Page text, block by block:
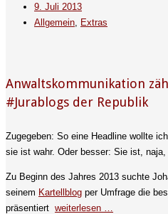
9. Juli 2013
Allgemein Extras
Anwaltskommunikation
#Jurablogs der Republik
Zugegeben: So eine Headline wollte
sie ist wahr. Oder besser: Sie ist, naja,
Zu Beginn des Jahres 2013 suchte
seinem Kartellblog per Umfrage die
präsentiert weiterlesen …